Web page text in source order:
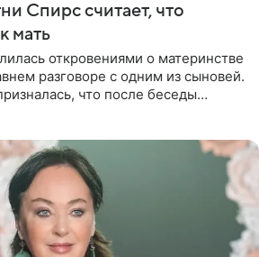
Спирс считает, что
мать
откровениями о материнстве
разговоре с одним из сыновей.
что после беседы